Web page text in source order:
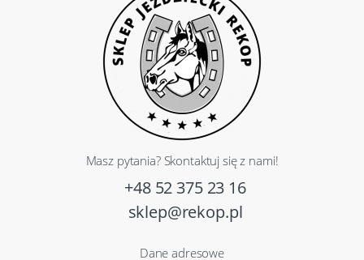
Masz pytania? Skontaktuj się z nami!
+48 52 375 23 16
sklep@rekop.pl
Dane adresowe